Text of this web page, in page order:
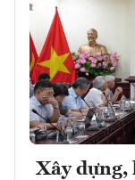
Xây dựng,